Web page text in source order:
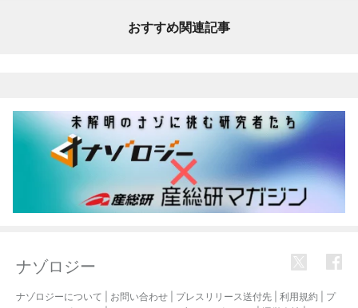
おすすめ関連記事
ナゾロジー
ナゾロジーについて お問い合わせ プレスリリース送付先 利用規約
プ